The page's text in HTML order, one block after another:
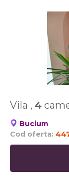
Vila , 4
Bucium
Cod oferta: